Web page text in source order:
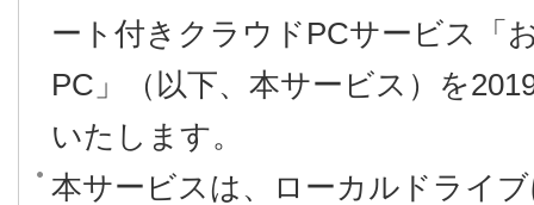
ート付きクラウドPCサービス「
PC」（以下、本サービス）を
いたします。
本サービスは、ローカルドライ